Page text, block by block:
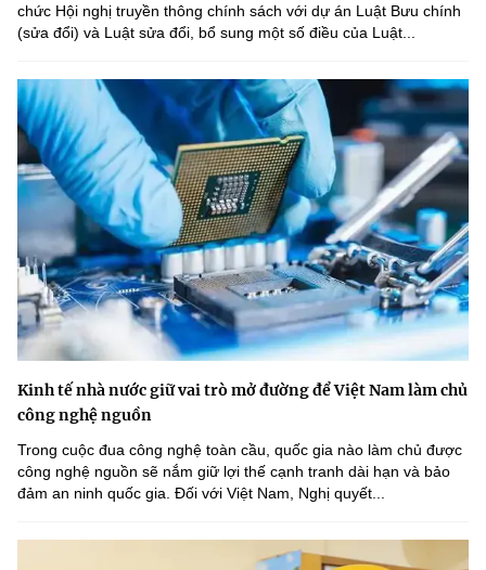
chức Hội nghị truyền thông chính sách với dự án Luật Bưu chính
(sửa đổi) và Luật sửa đổi, bổ sung một số điều của Luật...
Kinh tế nhà nước giữ vai trò mở đường để Việt Nam làm chủ
công nghệ nguồn
Trong cuộc đua công nghệ toàn cầu, quốc gia nào làm chủ được
công nghệ nguồn sẽ nắm giữ lợi thế cạnh tranh dài hạn và bảo
đảm an ninh quốc gia. Đối với Việt Nam, Nghị quyết...